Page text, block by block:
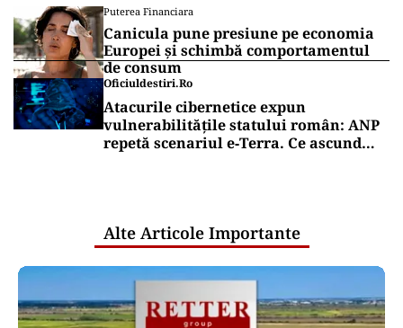
Puterea Financiara
Canicula pune presiune pe economia
Europei și schimbă comportamentul
de consum
Oficiuldestiri.ro
Atacurile cibernetice expun
vulnerabilitățile statului român: ANP
repetă scenariul e‑Terra. Ce ascund
Alte Articole Importante